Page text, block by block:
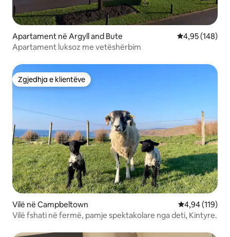
Apartament në Argyll and Bute Vlerësimi
4,95 (148)
Apartament luksoz me vetëshërbim
Zgjedhja e klientëve
Zgjedhja e klientëve
Vilë në Campbeltown Vlerësimi
4,94 (119)
Vilë fshati në fermë, pamje spektakolare nga deti, Kintyre.